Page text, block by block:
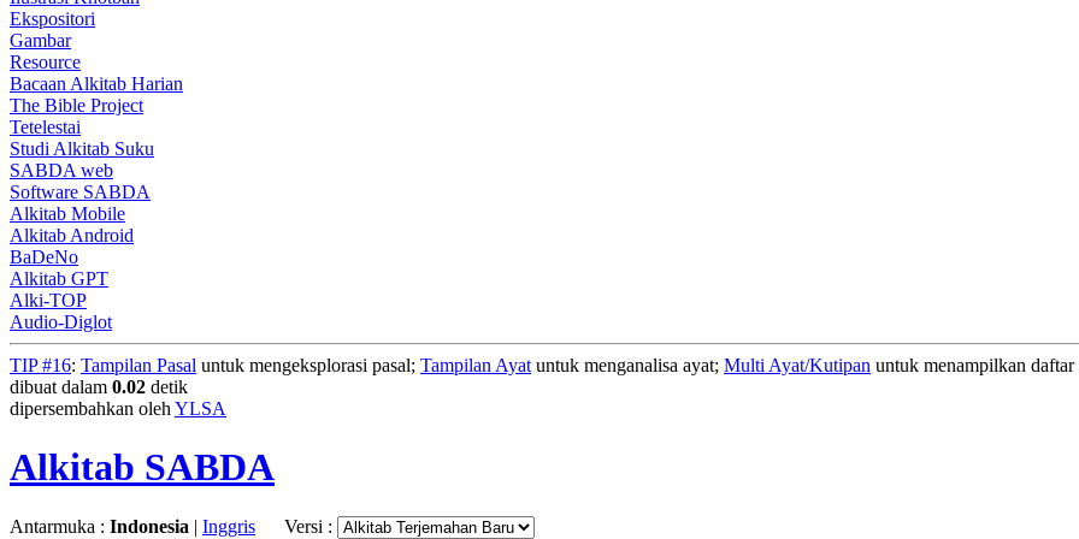
Ekspositori
Gambar
Resource
Bacaan Alkitab Harian
The Bible Project
Tetelestai
Studi Alkitab Suku
SABDA web
Software SABDA
Alkitab Mobile
Alkitab Android
BaDeNo
Alkitab GPT
Alki-TOP
Audio-Diglot
TIP #16: Tampilan Pasal untuk mengeksplorasi pasal; Tampilan Ayat untuk menganalisa ayat; Multi Ayat/Kutipan untuk menampilkan daftar
dibuat dalam 0.02 detik
dipersembahkan oleh YLSA
Alkitab SABDA
Antarmuka : Indonesia | Inggris Versi :